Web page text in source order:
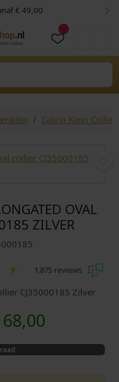
€ 49,00
Calvin Klein
OVAL
ZILVER
1.875 reviews
CJ35000185 Zilver
H
u
i